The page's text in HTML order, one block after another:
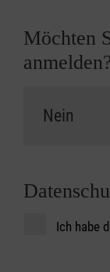
Möchten
Ich habe